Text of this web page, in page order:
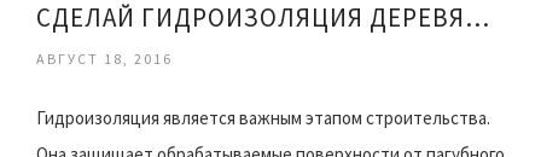
СДЕЛАЙ ГИДРОИЗОЛЯЦИЯ ДЕРЕВЯННОГО ПОЛА
АВГУСТ 18, 2016
Гидроизоляция является важным этапом строительства.